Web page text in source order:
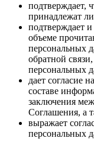
подтверждает,
принадлежат
подтверждает
объеме
персональных
обратной
персональных
дает согласие
составе
заключения
Соглашения, а
выражает
персональных